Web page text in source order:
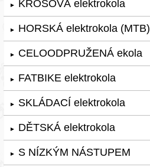
► KROSOVÁ elektrokola
► HORSKÁ elektrokola (MTB)
► CELOODPRUŽENÁ ekola
► FATBIKE elektrokola
► SKLÁDACÍ elektrokola
► DĚTSKÁ elektrokola
► S NÍZKÝM NÁSTUPEM